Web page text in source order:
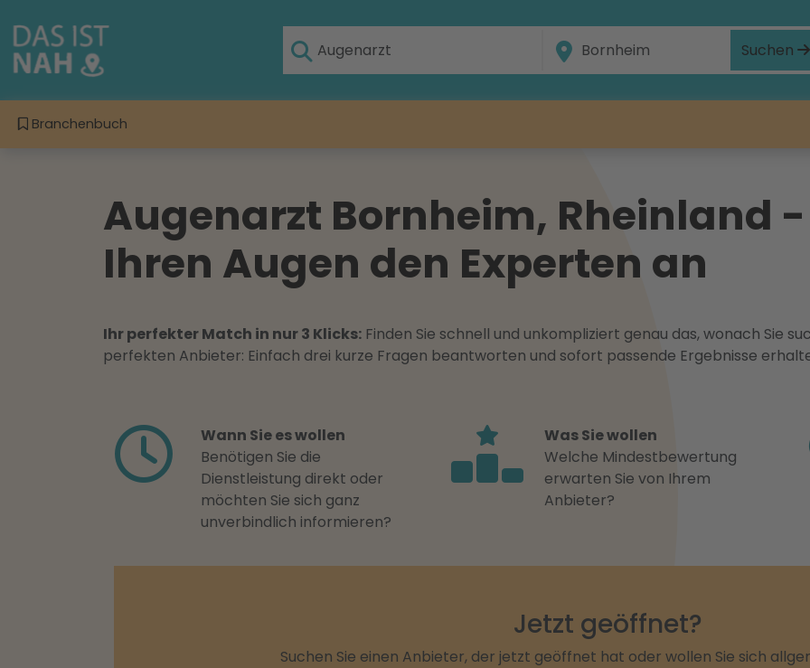
Suchen
Branchenbuch
Augenarzt Bornheim, Rheinland
Ihren Augen den Experten an
Ihr perfekter Match in nur 3 Klicks: Finden Sie schnell und unkompliziert genau das, wonach Sie
perfekten Anbieter: Einfach drei kurze Fragen beantworten und sofort passende Ergebnisse
Wann Sie es wollen
Benötigen Sie die
Dienstleistung direkt oder
möchten Sie sich ganz
unverbindlich informieren?
Was Sie wollen
Welche Mindestbewertung
erwarten Sie von Ihrem
Anbieter?
Jetzt geöffnet?
Suchen Sie einen Anbieter, der jetzt geöffnet hat oder wollen Sie sich